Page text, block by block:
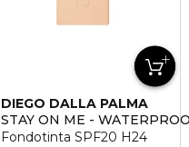
DIEGO DALLA PALMA
STAY ON ME -
Fondotinta SPF20 H24